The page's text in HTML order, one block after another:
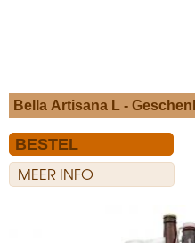
MEER INFO